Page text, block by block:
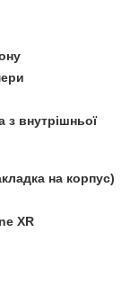
з внутрішньої
на корпус)
XR